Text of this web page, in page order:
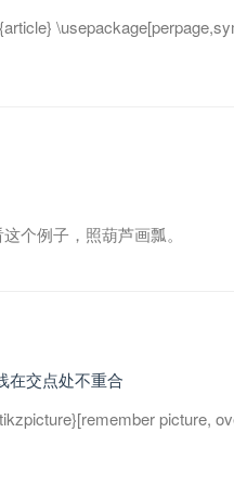
个例子，照葫芦画瓢。
在交点处不重合
picture,